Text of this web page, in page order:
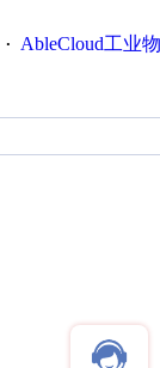
· AbleCloud工业物联